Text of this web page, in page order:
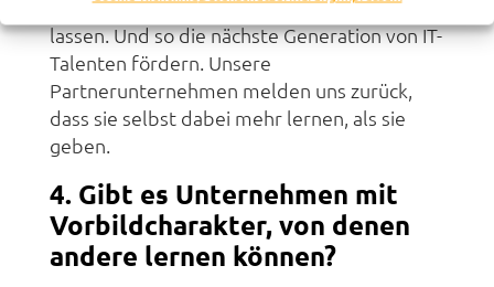
Abteilung an der ReDI School unterrichten
lassen. Und so die nächste Generation von IT-
Talenten fördern. Unsere
Partnerunternehmen melden uns zurück,
dass sie selbst dabei mehr lernen, als sie
geben.
4. Gibt es Unternehmen mit
Vorbildcharakter, von denen
andere lernen können?